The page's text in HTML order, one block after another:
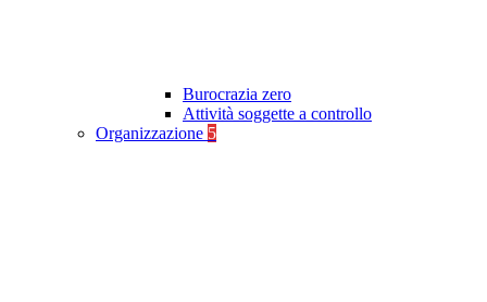
Burocrazia zero
Attività soggette a controllo
Organizzazione 5